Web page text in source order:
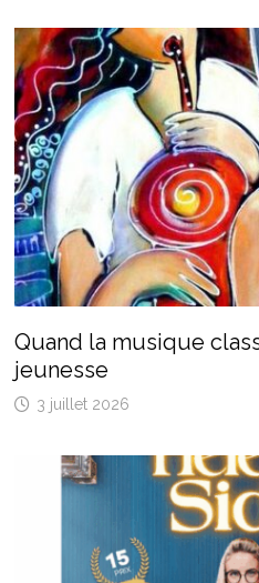
Quand la musique
jeunesse
3 juillet 2026